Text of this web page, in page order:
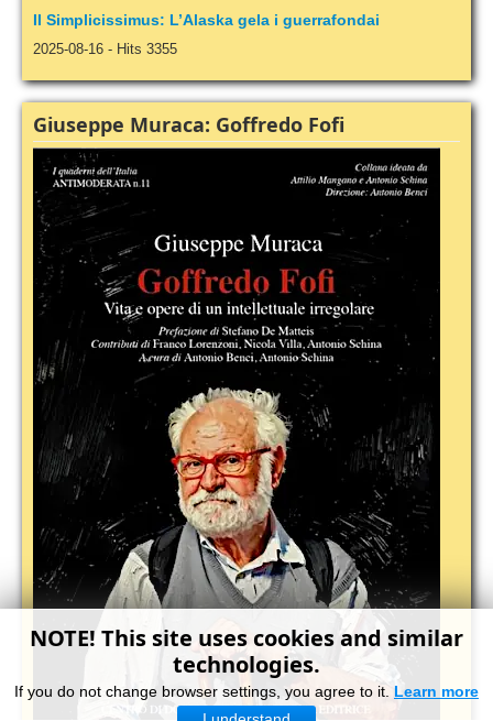
Il Simplicissimus: L’Alaska gela i guerrafondai
2025-08-16 - Hits 3355
Giuseppe Muraca: Goffredo Fofi
NOTE! This site uses cookies and similar
technologies.
If you do not change browser settings, you agree to it. Learn more